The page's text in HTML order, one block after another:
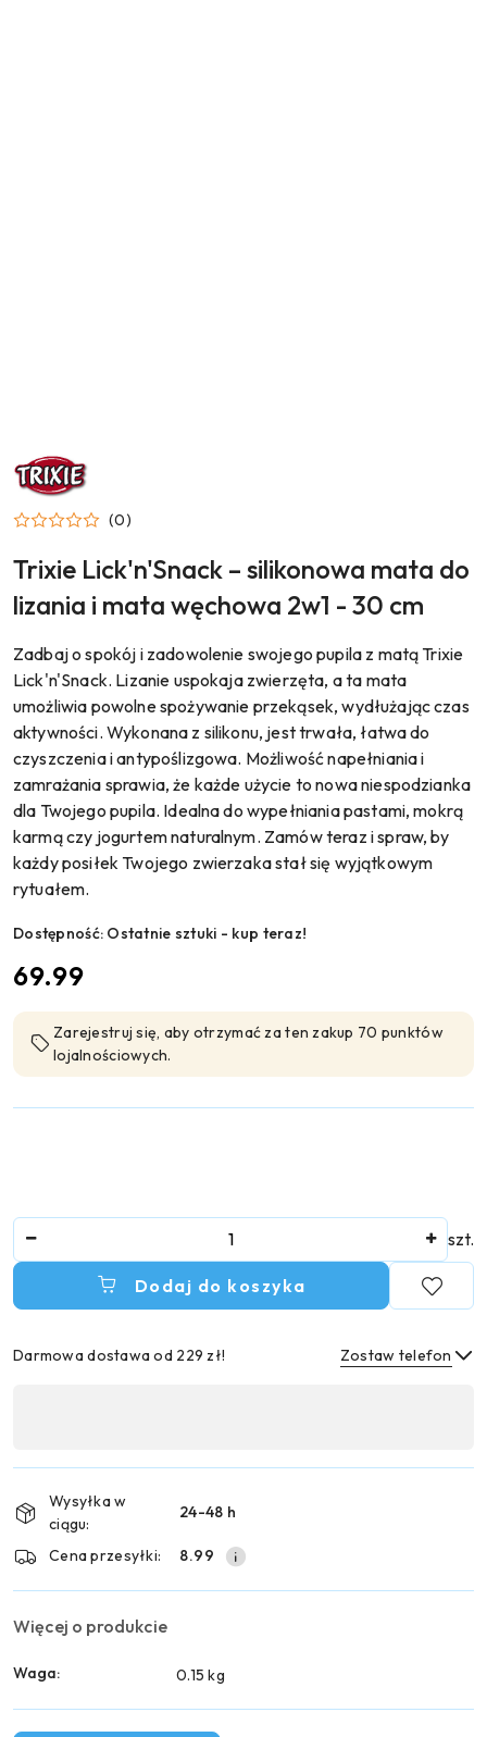
NAZWA
PRODUCENTA:
TRIXIE
(0)
Trixie Lick'n'Snack – silikonowa mata do
lizania i mata węchowa 2w1 - 30 cm
Zadbaj o spokój i zadowolenie swojego pupila z matą Trixie
Lick'n'Snack. Lizanie uspokaja zwierzęta, a ta mata
umożliwia powolne spożywanie przekąsek, wydłużając czas
aktywności. Wykonana z silikonu, jest trwała, łatwa do
czyszczenia i antypoślizgowa. Możliwość napełniania i
zamrażania sprawia, że każde użycie to nowa niespodzianka
dla Twojego pupila. Idealna do wypełniania pastami, mokrą
karmą czy jogurtem naturalnym. Zamów teraz i spraw, by
każdy posiłek Twojego zwierzaka stał się wyjątkowym
rytuałem.
Dostępność: Ostatnie sztuki - kup teraz!
cena:
69.99
Zarejestruj się, aby otrzymać za ten zakup 70 punktów
lojalnościowych.
szt.
Dodaj do koszyka
Darmowa dostawa od 229 zł! Zostaw telefon
płatność
dostawa
Wysyłka w
ciągu:
24-48 h
Cena przesyłki: 8.99
Więcej o produkcie
Waga: 0.15 kg